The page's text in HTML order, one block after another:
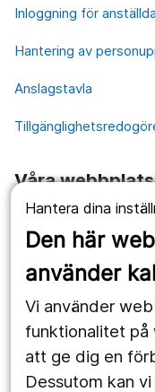
Hantera dina
Den här
använder
Vi använder
funktionalitet på
att ge dig en
Dessutom kan
Inloggning för anställda
Hantering av
Anslagstavla
Våra
1177.se
Länstrafiken
Utveckling